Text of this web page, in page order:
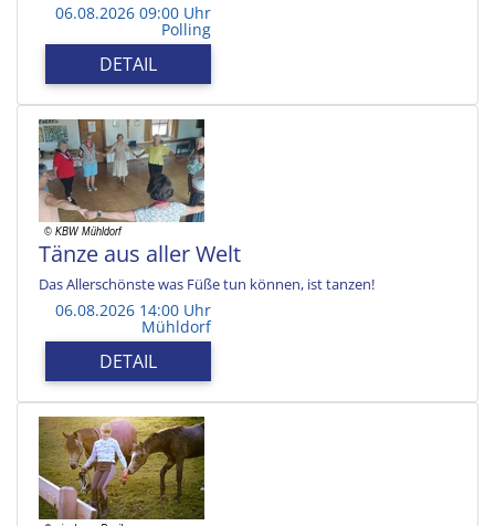
06.08.2026 09:00 Uhr
Polling
DETAIL
Tänze aus aller Welt
Das Allerschönste was Füße tun können, ist tanzen!
06.08.2026 14:00 Uhr
Mühldorf
DETAIL